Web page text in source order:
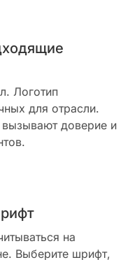
Логотип
для отрасли.
доверие и
на
Выберите шрифт,